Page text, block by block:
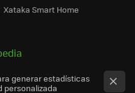
Xataka Smart Home
generar estadísticas
personalizada